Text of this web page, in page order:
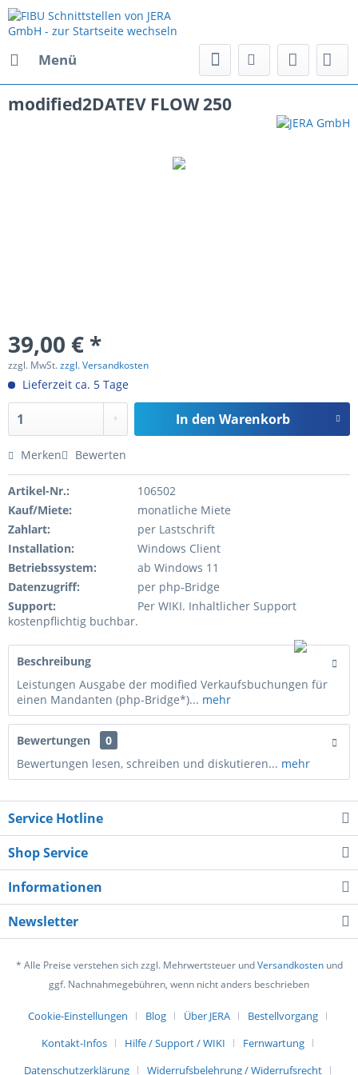
Menü
modified2DATEV FLOW 250
39,00 € *
zzgl. MwSt.zzgl. Versandkosten
Lieferzeit ca. 5 Tage
In den Warenkorb
Merken Bewerten
Artikel-Nr.:
106502
Kauf/Miete:
monatliche Miete
Zahlart:
per Lastschrift
Installation:
Windows Client
Betriebssystem:
ab Windows 11
Datenzugriff:
per php-Bridge
Support:
Per WIKI. Inhaltlicher Support
kostenpflichtig buchbar.
Beschreibung
Leistungen Ausgabe der modified Verkaufsbuchungen für
einen Mandanten (php-Bridge*)... mehr
Bewertungen
0
Bewertungen lesen, schreiben und diskutieren... mehr
Service Hotline
Shop Service
Informationen
Newsletter
* Alle Preise verstehen sich zzgl. Mehrwertsteuer undVersandkostenund
ggf. Nachnahmegebühren, wenn nicht anders beschrieben
Cookie-Einstellungen Blog Über JERA
Bestellvorgang
Kontakt-Infos
Hilfe / Support / WIKI
Fernwartung
Datenschutzerklärung
Widerrufsbelehrung / Widerrufsrecht